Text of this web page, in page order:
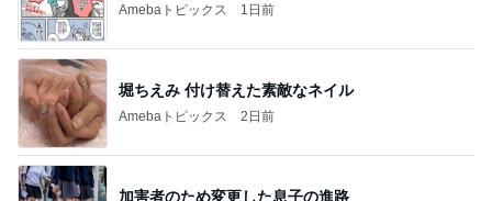
Amebaトピックス 1日前
堀ちえみ 付け替えた素敵なネイル
Amebaトピックス 2日前
加害者のため変更した息子の進路